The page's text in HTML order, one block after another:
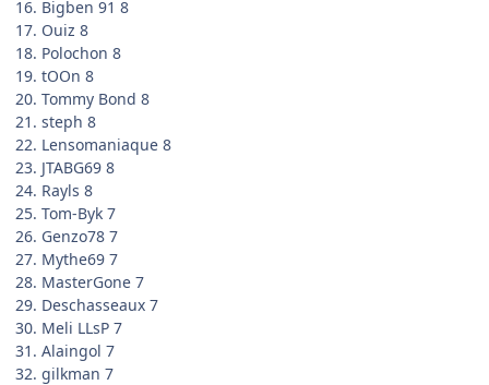
16. Bigben 91 8
17. Ouiz 8
18. Polochon 8
19. tOOn 8
20. Tommy Bond 8
21. steph 8
22. Lensomaniaque 8
23. JTABG69 8
24. Rayls 8
25. Tom-Byk 7
26. Genzo78 7
27. Mythe69 7
28. MasterGone 7
29. Deschasseaux 7
30. Meli LLsP 7
31. Alaingol 7
32. gilkman 7